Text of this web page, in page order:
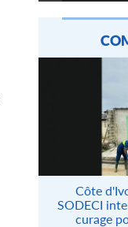
Côte
SODECI
curage